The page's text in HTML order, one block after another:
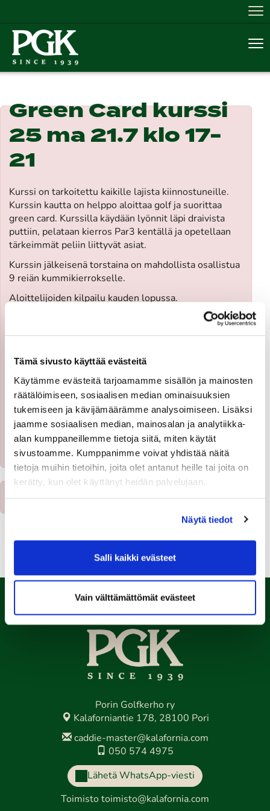
Tämä sivusto käyttää evästeitä
Käytämme evästeitä tarjoamamme sisällön ja mainosten
räätälöimiseen, sosiaalisen median ominaisuuksien
tukemiseen ja kävijämäärämme analysoimiseen. Lisäksi
jaamme sosiaalisen median, mainosalan ja analytiikka-
alan kumppaneillemme tietoja siitä, miten käytät
sivustoamme. Kumppanimme voivat yhdistää näitä
tietoja muihin tietoihin, joita olet antanut heille tai joita on
kerätty, kun olet käyttänyt heidän palvelujaan.
Näytä tiedot
Salli kaikki evästeet
Vain välttämättömät evästeet
Green Card kurssi
25 ma 21.7 klo 17-
21
Kurssi on tarkoitettu kaikille lajista kiinnostuneille.
Kurssin kautta on helppo aloittaa golf ja suorittaa
green card. Kurssilla käydään lyönnit läpi draivista
puttiin, pelataan kierros Par3 kentällä ja opetellaan
tärkeimmät peliin liittyvät asiat.
Kurssin jälkeisenä torstaina on mahdollista osallistua
9 reiän kummikierrokselle.
Aloittelijoiden kilpailu kauden lopussa.
​Huom!Minipelioikeus opiskelija/ juniori myös kurssin
yhteydessä 109€.
- Kesto: 4h
- min 4 osallistujaa
Ilmoittautumisaika on päättynyt
Takaisin pääsivulle
Porin Golfkerho ry
Kalaforniantie 178, 28100 Pori
caddie-master@kalafornia.com
050 574 4975
Lähetä WhatsApp-viesti
Toimisto toimisto@kalafornia.com